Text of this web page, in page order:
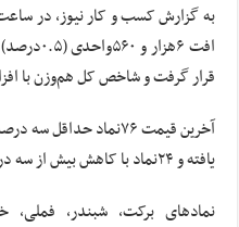
قرار گرفت و شاخص کل هم‌وزن با افزایش ۰.۱درصدی
آخرین قیمت ۷۶نماد
یافته و ۲۴نماد با کاهش بیش از سه درصدی قیمت همراه بوده‌اند.
نمادهای برکت، شبندر، فملی،